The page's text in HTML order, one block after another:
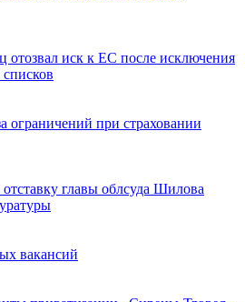
отозвал иск к ЕС после исключения
ограничений при страховании
главы облсуда Шилова
вакансий